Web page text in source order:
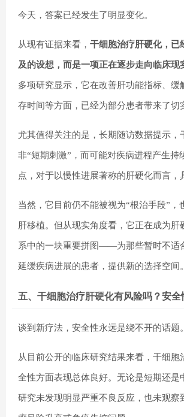
今天，答案已经发生了明显变化。
从现有证据来看， 干细胞治疗肝硬化，已
及的设想，而是一项正在逐步走向临床现
多项研究显示，它在改善肝功能指标、缓
存时间等方面，已经为部分患者带来了切
尤其值得关注的是，长期随访数据提示，
非“短期刺激”，而可能对疾病进程产生持
点，对于以慢性进展著称的肝硬化而言，
当然，它目前仍不能被视为“根治手段”，
肝移植。但从现实角度看，它正在成为肝
系中的一块重要拼图——为那些暂时不适
延缓疾病进展的患者，提供新的选择空间。
五、干细胞治疗肝硬化有风险吗？安全
谈到新疗法，安全性永远是绕不开的话题。
从目前公开的临床研究结果来看，干细胞
全性方面表现总体良好。无论是短期还是
研究未发现明显严重不良反应，也未观察